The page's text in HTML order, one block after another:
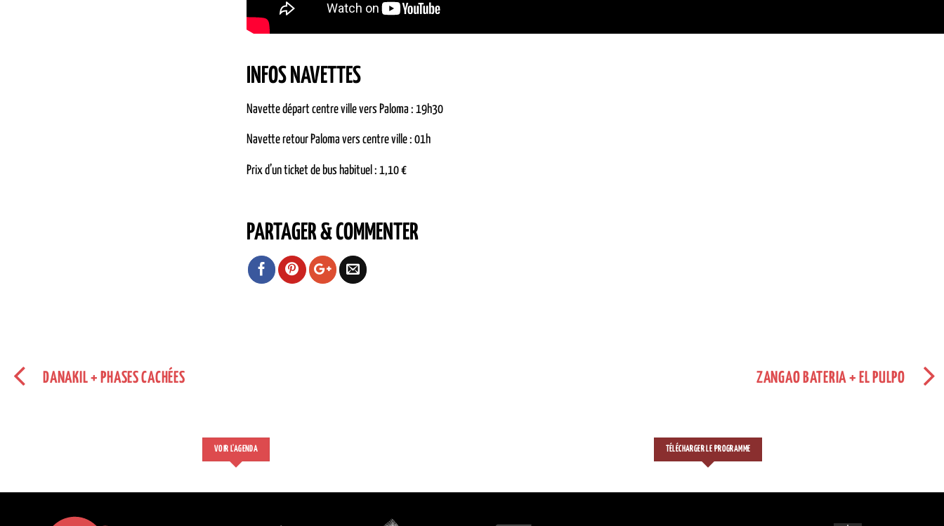
INFOS NAVETTES
Navette départ centre ville vers Paloma : 19h30
Navette retour Paloma vers centre ville : 01h
Prix d’un ticket de bus habituel : 1,10 €
PARTAGER & COMMENTER
DANAKIL + PHASES CACHÉES ZANGAO BATERIA + EL PULPO
VOIR L'AGENDA TÉLÉCHARGER LE PROGRAMME